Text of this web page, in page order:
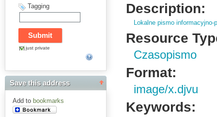
Tagging
just private
Save this address
Add to bookmarks
Description:
Lokalne pismo
Resource
Czasopismo
Format:
image/x.djvu
Keywords: